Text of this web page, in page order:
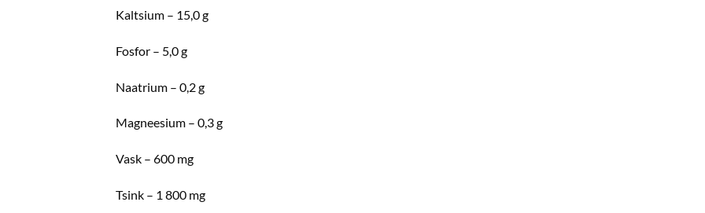
Kaltsium – 15,0 g
Fosfor – 5,0 g
Naatrium – 0,2 g
Magneesium – 0,3 g
Vask – 600 mg
Tsink – 1 800 mg